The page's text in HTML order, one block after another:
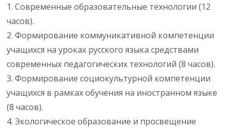
1. Современные образовательные технологии (12
часов).
2. Формирование коммуникативной компетенции
учащихся на уроках русского языка средствами
современных педагогических технологий (8 часов).
3. Формирование социокультурной компетенции
учащихся в рамках обучения на иностранном языке
(8 часов).
4. Экологическое образование и просвещение